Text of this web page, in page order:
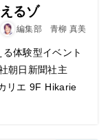
るゾ
編集部 青柳 真美
体験型イベント
朝日新聞社主
リエ 9F Hikarie